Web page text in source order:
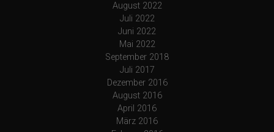
August 2022
Juli 2022
Juni 2022
Mai 2022
September 2018
Juli 2017
Dezember 2016
August 2016
April 2016
März 2016